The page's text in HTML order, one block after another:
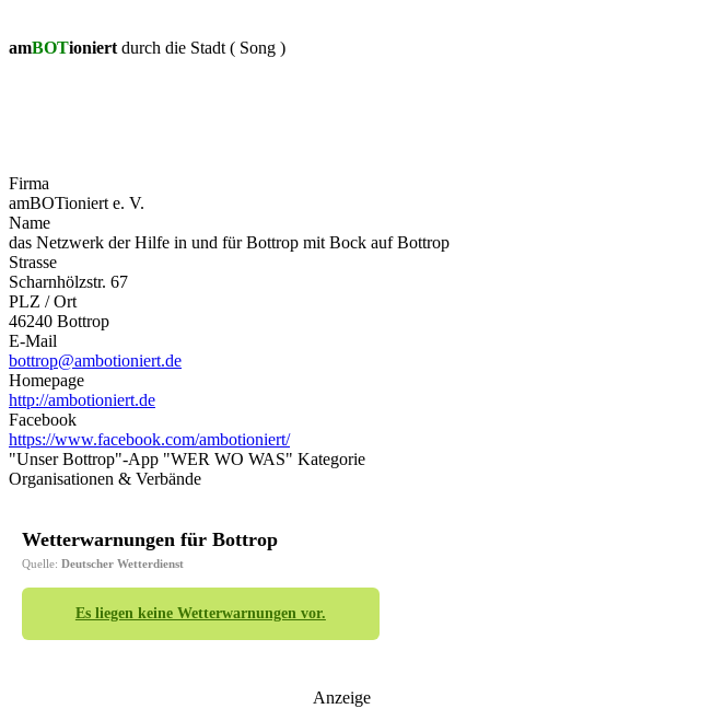
amBOTioniert durch die Stadt ( Song )
Firma
amBOTioniert e. V.
Name
das Netzwerk der Hilfe in und für Bottrop mit Bock auf Bottrop
Strasse
Scharnhölzstr. 67
PLZ / Ort
46240 Bottrop
E-Mail
bottrop@ambotioniert.de
Homepage
http://ambotioniert.de
Facebook
https://www.facebook.com/ambotioniert/
"Unser Bottrop"-App "WER WO WAS" Kategorie
Organisationen & Verbände
Wetterwarnungen für Bottrop
Quelle: Deutscher Wetterdienst
Es liegen keine Wetterwarnungen vor.
Anzeige